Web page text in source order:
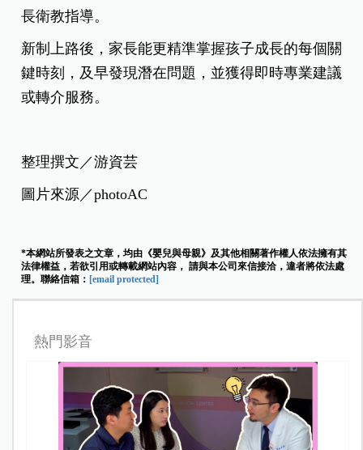
長衛教指導。
新制上路後，家長能更精準掌握孩子成長的每個關
鍵時刻，及早發現潛在問題，並獲得即時專業建議
或轉介服務。
整理撰文／游資芸
圖片來源／photoAC
*本網站所發表之文章，均由《嬰兒與母親》及其他相關著作權人依法擁有其
法律權益，若欲引用或轉載網站內容， 請與本公司來信接洽，違者將依法處
理。聯絡信箱： [email protected]
熱門影音